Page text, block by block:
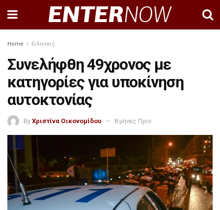
Home Ειδησεις
Συνελήφθη 49χρονος με
κατηγορίες για υποκίνηση
αυτοκτονίας
By Χριστίνα Οικονομίδου 8 μήνες Πριν